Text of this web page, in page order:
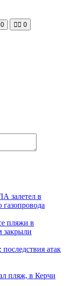
0 🧘‍♀️ 0
залетел в
газопровода
пляжи в
закрыли
атак
пляж, в Керчи